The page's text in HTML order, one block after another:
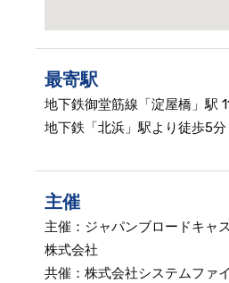
最寄駅
地下鉄御堂筋線「淀屋橋」駅
地下鉄「北浜」駅より徒歩5分
主催
主催：ジャパンブロードキャ
株式会社
共催：株式会社システムファ